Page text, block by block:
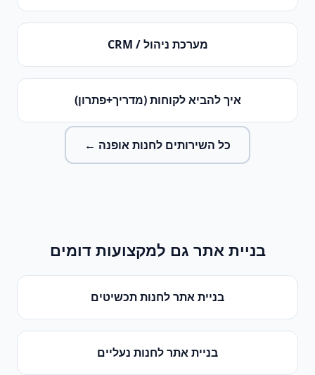
מערכת ניהול / CRM
איך להביא לקוחות (מדריך+פתרון)
כל השירותים לחנות אופנה ←
בניית אתר גם למקצועות דומים
בניית אתרלחנות תכשיטים
בניית אתרלחנות נעליים